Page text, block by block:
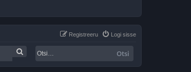
Logi sisse
Registreeru
Otsi